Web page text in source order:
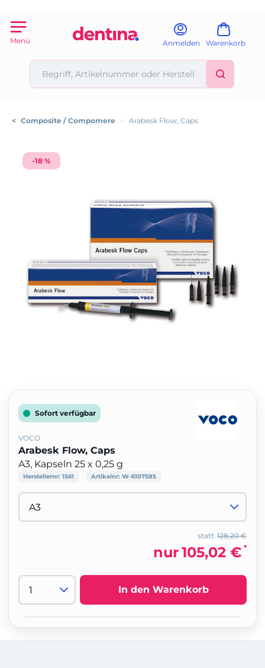
Menü Anmelden Warenkorb
< Composite / Compomere > Arabesk Flow, Caps
-18 %
Sofort verfügbar
VOCO
Arabesk Flow, Caps
A3, Kapseln 25 x 0,25 g
Herstellernr: 1561 Artikelnr: W-6107585
128,20 €
statt
nur105,02 € *
In den Warenkorb